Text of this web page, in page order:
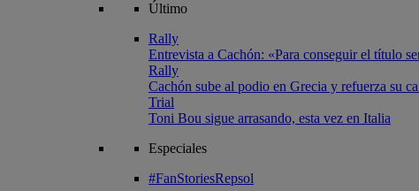
Último
Rally
Entrevista a Cachón: «Para conseguir el título
Rally
Cachón sube al podio en Grecia y refuerza su
Trial
Toni Bou sigue arrasando, esta vez en Italia
Especiales
#FanStoriesRepsol